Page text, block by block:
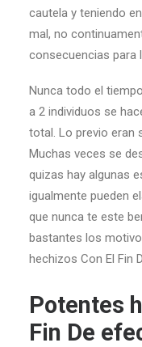
cautela y teniendo
mal, no
consecuencias para
Nunca todo el
a 2 individuos se
total. Lo previo eran
Muchas veces se
quizas hay algunas
igualmente pueden
que nunca te este
bastantes los
hechizos Con El Fin
Potentes
Fin De